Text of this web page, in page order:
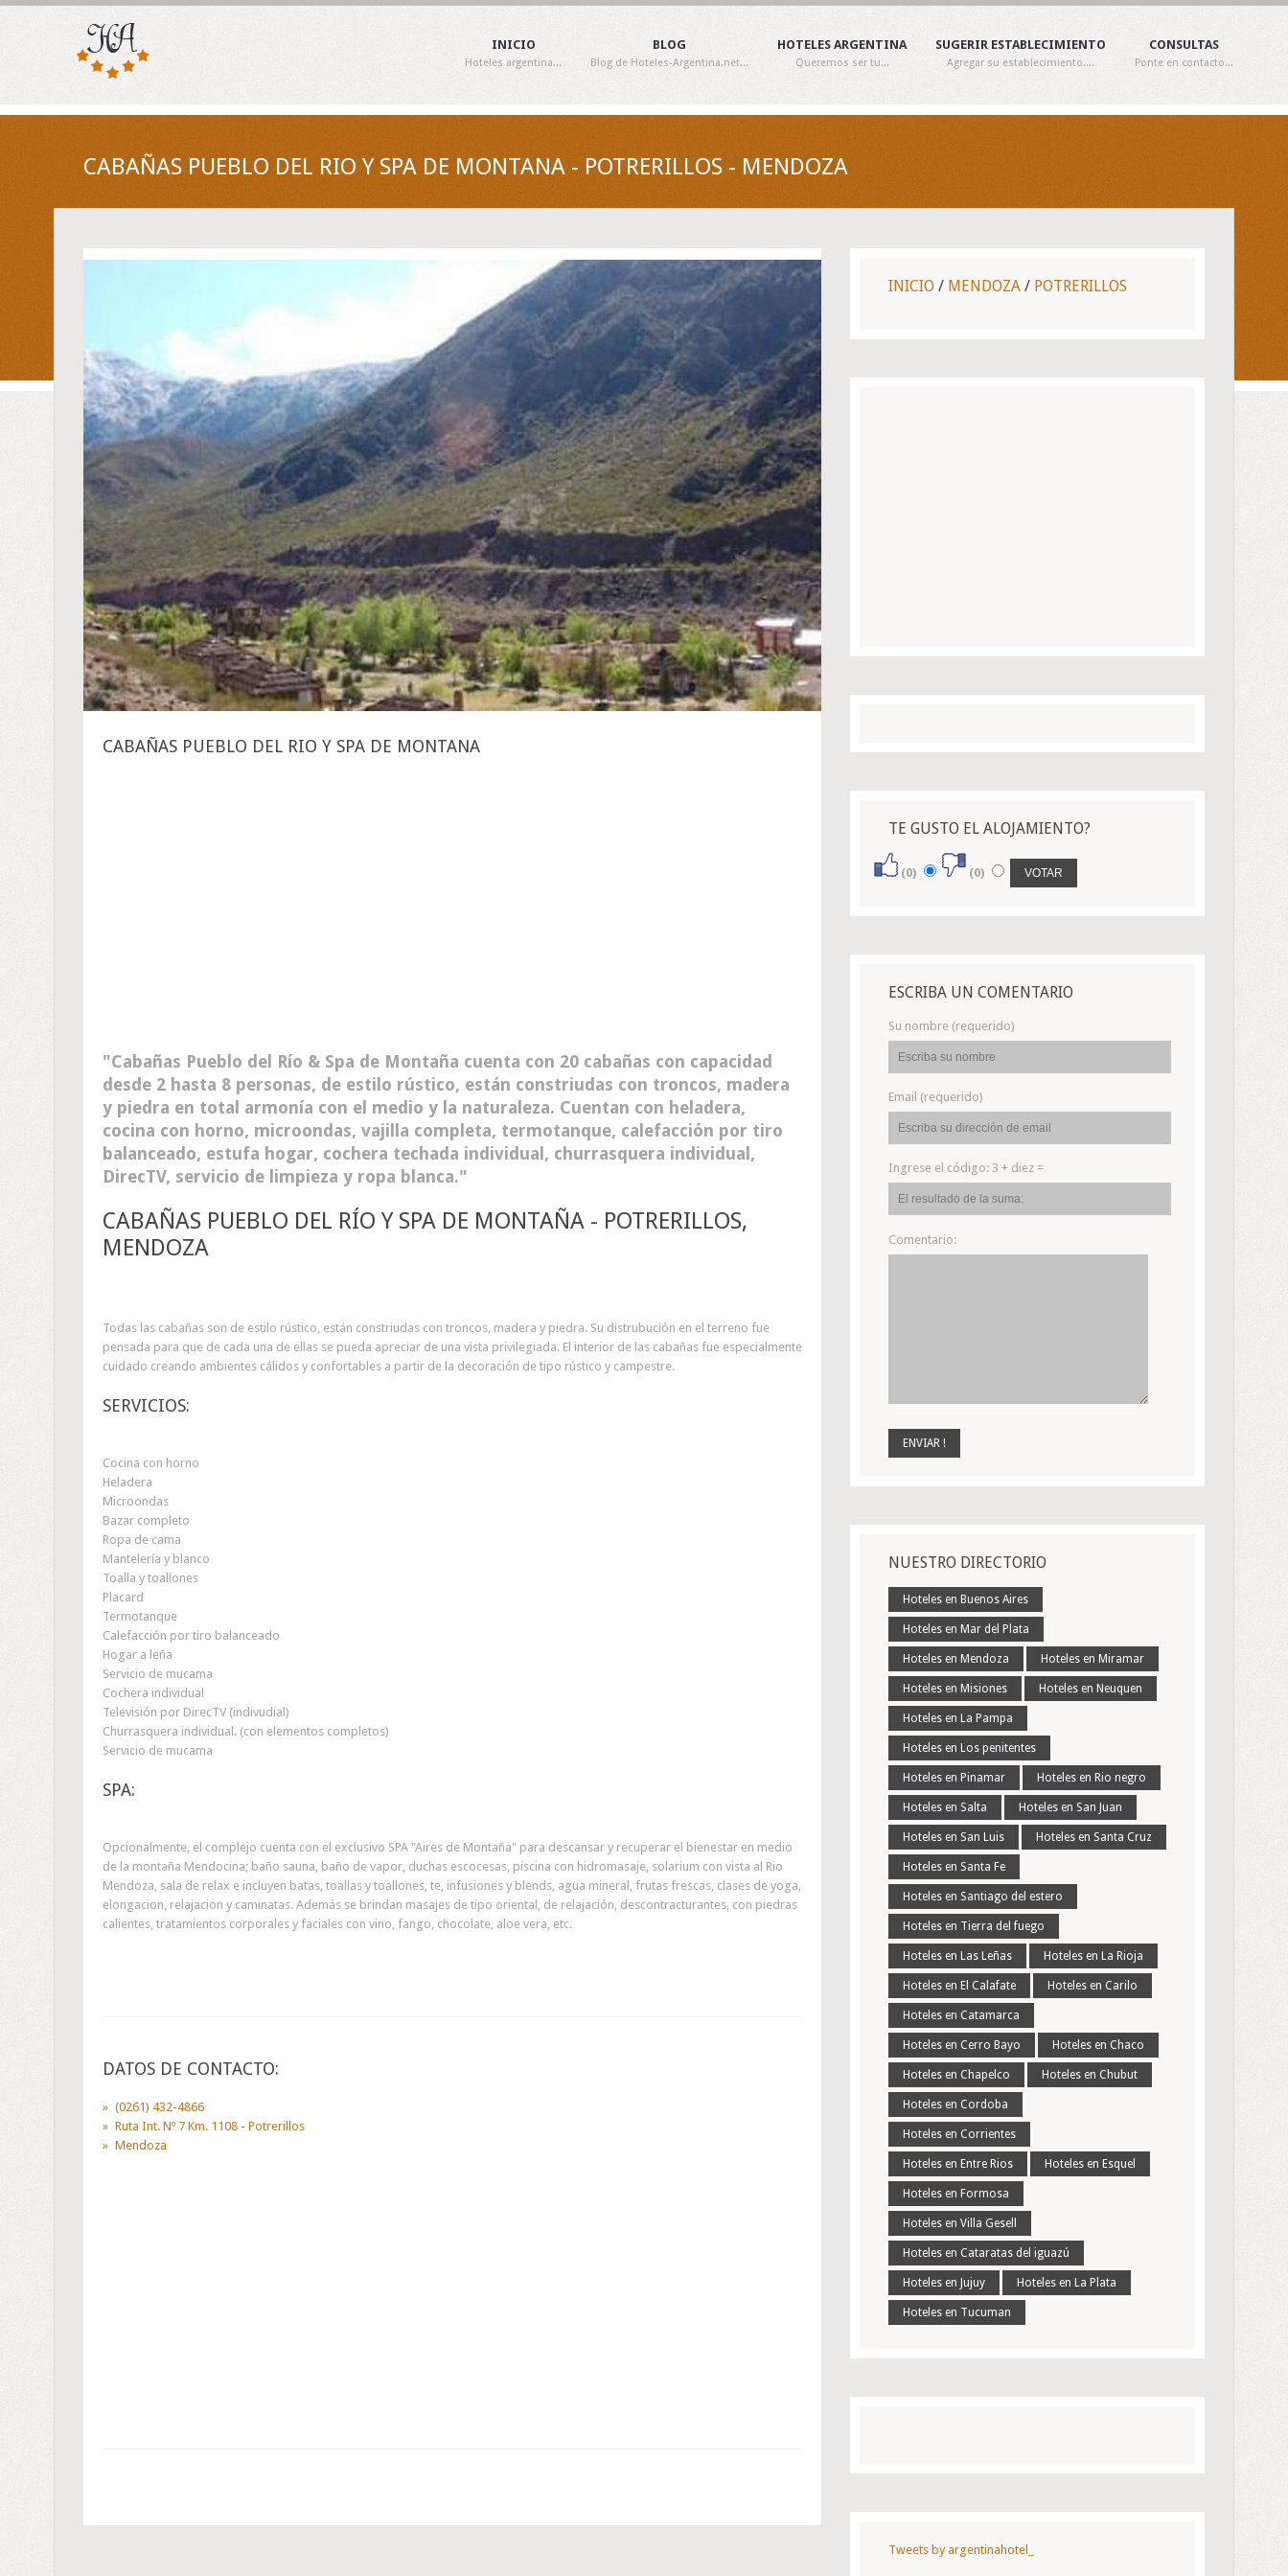
INICIO
Hoteles argentina...
BLOG
Blog de Hoteles-Argentina.net...
HOTELES ARGENTINA
Queremos ser tu...
SUGERIR ESTABLECIMIENTO
Agregar su establecimiento....
CONSULTAS
Ponte en contacto...
CABAÑAS PUEBLO DEL RIO Y SPA DE MONTANA - POTRERILLOS - MENDOZA
CABAÑAS PUEBLO DEL RIO Y SPA DE MONTANA
Cabañas Pueblo del Río & Spa de Montaña cuenta con 20 cabañas con capacidad
desde 2 hasta 8 personas, de estilo rústico, están constriudas con troncos, madera
y piedra en total armonía con el medio y la naturaleza. Cuentan con heladera,
cocina con horno, microondas, vajilla completa, termotanque, calefacción por tiro
balanceado, estufa hogar, cochera techada individual, churrasquera individual,
DirecTV, servicio de limpieza y ropa blanca.
CABAÑAS PUEBLO DEL RÍO Y SPA DE MONTAÑA - POTRERILLOS,
MENDOZA
Todas las cabañas son de estilo rústico, están constriudas con troncos, madera y piedra. Su distrubución en el terreno fue
pensada para que de cada una de ellas se pueda apreciar de una vista privilegiada. El interior de las cabañas fue especialmente
cuidado creando ambientes cálidos y confortables a partir de la decoración de tipo rústico y campestre.
SERVICIOS:
Cocina con horno
Heladera
Microondas
Bazar completo
Ropa de cama
Mantelería y blanco
Toalla y toallones
Placard
Termotanque
Calefacción por tiro balanceado
Hogar a leña
Servicio de mucama
Cochera individual
Televisión por DirecTV (indivudial)
Churrasquera individual. (con elementos completos)
Servicio de mucama
SPA:
Opcionalmente, el complejo cuenta con el exclusivo SPA "Aires de Montaña" para descansar y recuperar el bienestar en medio
de la montaña Mendocina; baño sauna, baño de vapor, duchas escocesas, piscina con hidromasaje, solarium con vista al Rio
Mendoza, sala de relax e incluyen batas, toallas y toallones, te, infusiones y blends, agua mineral, frutas frescas, clases de yoga,
elongacion, relajacion y caminatas. Además se brindan masajes de tipo oriental, de relajación, descontracturantes, con piedras
calientes, tratamientos corporales y faciales con vino, fango, chocolate, aloe vera, etc.
DATOS DE CONTACTO:
(0261) 432-4866
Ruta Int. Nº 7 Km. 1108 - Potrerillos
Mendoza
INICIO / MENDOZA / POTRERILLOS
TE GUSTO EL ALOJAMIENTO?
(0) (0)
ESCRIBA UN COMENTARIO
Su nombre (requerido)
Email (requerido)
Ingrese el código: 3 + diez =
Comentario:
NUESTRO DIRECTORIO
Hoteles en Buenos Aires
Hoteles en Mar del Plata
Hoteles en Mendoza Hoteles en Miramar
Hoteles en Misiones Hoteles en Neuquen
Hoteles en La Pampa
Hoteles en Los penitentes
Hoteles en Pinamar Hoteles en Rio negro
Hoteles en Salta Hoteles en San Juan
Hoteles en San Luis Hoteles en Santa Cruz
Hoteles en Santa Fe
Hoteles en Santiago del estero
Hoteles en Tierra del fuego
Hoteles en Las Leñas Hoteles en La Rioja
Hoteles en El Calafate Hoteles en Carilo
Hoteles en Catamarca
Hoteles en Cerro Bayo Hoteles en Chaco
Hoteles en Chapelco Hoteles en Chubut
Hoteles en Cordoba
Hoteles en Corrientes
Hoteles en Entre Rios Hoteles en Esquel
Hoteles en Formosa
Hoteles en Villa Gesell
Hoteles en Cataratas del iguazú
Hoteles en Jujuy Hoteles en La Plata
Hoteles en Tucuman
Tweets by argentinahotel_